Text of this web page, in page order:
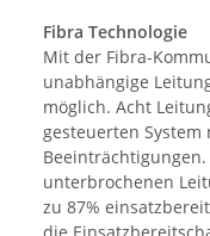
Fibra Technologie
Mit der Fibra-
unabhängige
möglich. Acht
gesteuerten
unterbrochenen
zu 87%